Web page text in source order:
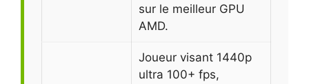
sur le meilleur GPU
AMD.
Joueur visant 1440p
ultra 100+ fps,